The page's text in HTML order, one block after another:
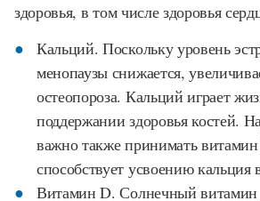
здоровья, в том числе здоровья
Кальций. Поскольку уровень
менопаузы снижается,
остеопороза. Кальций играет
поддержании здоровья костей.
важно также принимать
способствует усвоению кальция
Витамин D. Солнечный витамин